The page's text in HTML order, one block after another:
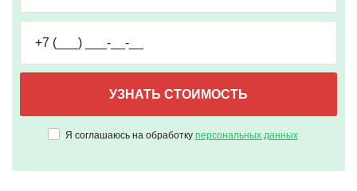
Я соглашаюсь на обработку персональных данных